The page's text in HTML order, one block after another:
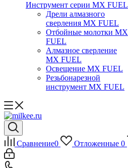
Инструмент серии MX FUEL
Дрели алмазного
сверления MX FUEL
Отбойные молотки MX
FUEL
Алмазное сверление
MX FUEL
Освещение MX FUEL
Резьбонарезной
инструмент MX FUEL
Сравнение0 Отложенные 0